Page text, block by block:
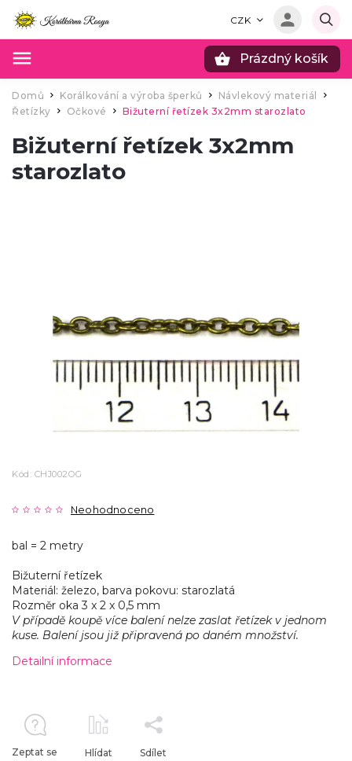
CZK
Prázdný košík
Domů / Korálkování a výroba šperků Návlekový materiál
Řetízky
Očkové Bižuterní řetízek 3x2mm starozlato
Bižuterní řetízek 3x2mm
starozlato
Kód: CHJ002OG
Neohodnoceno
bal = 2 metry
Bižuterní řetízek
Materiál: železo, barva pokovu: starozlatá
Rozměr oka 3 x 2 x 0,5 mm
V případě koupě více balení nelze zaslat řetízek v jednom
kuse. Balení jsou již připravená po daném množství.
Detailní informace
Zeptat se Hlídat Sdílet